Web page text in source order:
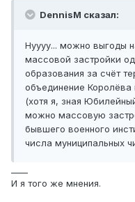
DennisM сказал:
Нуууу... можно выгоды
массовой застройки
образования за счёт
объединение
(хотя я, зная
можно массовую
бывшего военного
числа муниципальных
И я того же мнения.